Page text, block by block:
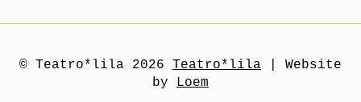
© Teatro*lila 2026 Teatro*lila
Website
by Loem